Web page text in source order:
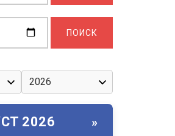
2026 »